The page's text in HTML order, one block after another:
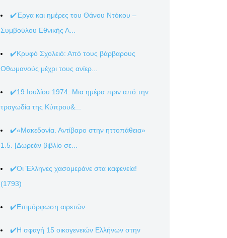
✔️Έργα και ημέρες του Θάνου Ντόκου –
Συμβούλου Εθνικής Α...
✔️Κρυφό Σχολειό: Από τους βάρβαρους
Οθωμανούς μέχρι τους ανίερ...
✔️19 Ιουλίου 1974: Μια ημέρα πριν από την
τραγωδία της Κύπρου&...
✔️«Μακεδονία. Αντίβαρο στην ηττοπάθεια»
1.5. [Δωρεάν βιβλίο σε...
✔️Οι Έλληνες χασομεράνε στα καφενεία!
(1793)
✔️Επιμόρφωση αιρετών
✔️Η σφαγή 15 οικογενειών Ελλήνων στην